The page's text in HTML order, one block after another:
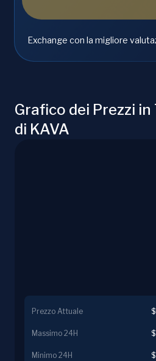
Exchange con la migliore
Grafico dei Prezzi in
di KAVA
Prezzo Attuale
Massimo 24H $
Minimo 24H $